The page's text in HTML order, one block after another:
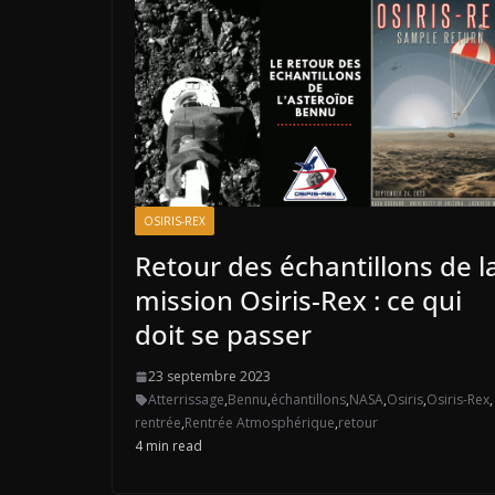
OSIRIS-REX
Retour des échantillons de
mission Osiris-Rex : ce qui
doit se passer
23 septembre 2023
Atterrissage,Bennu,échantillons,NASA,Osiris,Osiris-Rex,
rentrée,Rentrée Atmosphérique,retour
4 min read